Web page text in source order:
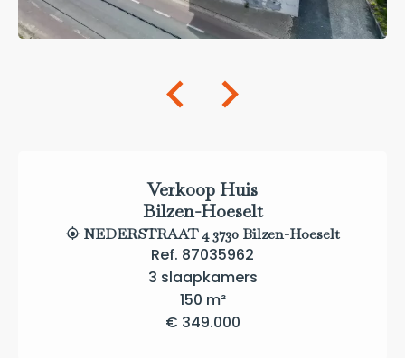
Verkoop Huis
Bilzen-Hoeselt
NEDERSTRAAT 4 3730 Bilzen-Hoeselt
Ref. 87035962
3 slaapkamers
150 m²
€ 349.000